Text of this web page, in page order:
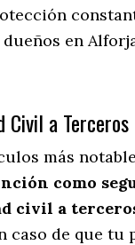
en
Civil a Terceros
más
como
civil a
caso de que tu